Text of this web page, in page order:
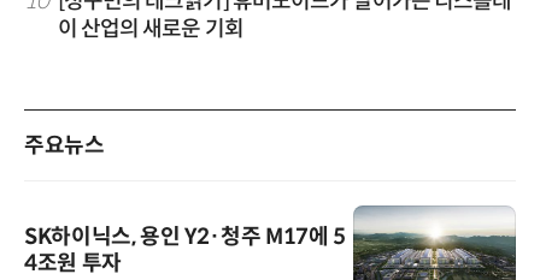
이 산업의 새로운 기회
주요뉴스
SK하이닉스, 용인 Y2·청주 M17에 5
4조원 투자